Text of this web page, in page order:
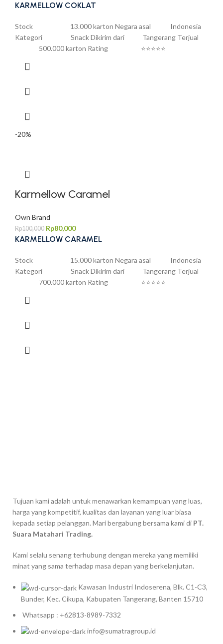
KARMELLOW COKLAT
Stock 13.000 karton Negara asal Indonesia
Kategori Snack Dikirim dari Tangerang Terjual
500.000 karton Rating ⭐⭐⭐⭐⭐
-20%
Karmellow Caramel
Own Brand
Rp100,000 Rp80,000
KARMELLOW CARAMEL
Stock 15.000 karton Negara asal Indonesia
Kategori Snack Dikirim dari Tangerang Terjual
700.000 karton Rating ⭐⭐⭐⭐⭐
Tujuan kami adalah untuk menawarkan kemampuan yang luas,
harga yang kompetitif, kualitas dan layanan yang luar biasa
kepada setiap pelanggan. Mari bergabung bersama kami di PT.
Suara Matahari Trading.
Kami selalu senang terhubung dengan mereka yang memiliki
minat yang sama terhadap masa depan yang berkelanjutan.
Kawasan Industri Indoserena, Blk. C1-C3,
Bunder, Kec. Cikupa, Kabupaten Tangerang, Banten 15710
Whatsapp : +62813-8989-7332
info@sumatragroup.id